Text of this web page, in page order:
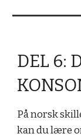
DEL 6:
På norsk
kan du lære